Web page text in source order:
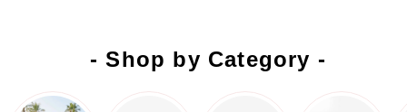
- Shop by Category -